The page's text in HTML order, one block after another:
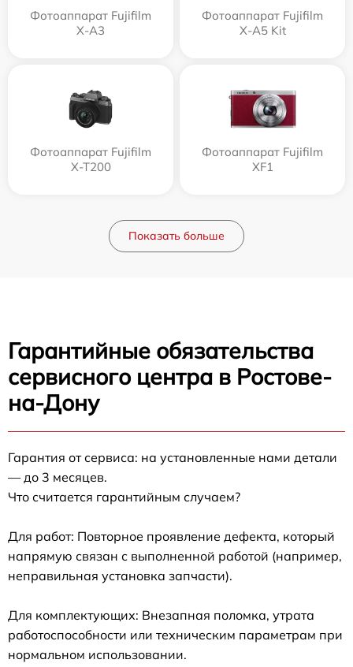
Фотоаппарат Fujifilm
X-A3
Фотоаппарат Fujifilm
X-A5 Kit
Фотоаппарат Fujifilm
X-T200
Фотоаппарат Fujifilm
XF1
Показать больше
Гарантийные обязательства
сервисного центра в Ростове-
на-Дону
Гарантия от сервиса: на установленные нами детали
— до 3 месяцев.
Что считается гарантийным случаем?
Для работ: Повторное проявление дефекта, который
напрямую связан с выполненной работой (например,
неправильная установка запчасти).
Для комплектующих: Внезапная поломка, утрата
работоспособности или техническим параметрам при
нормальном использовании.